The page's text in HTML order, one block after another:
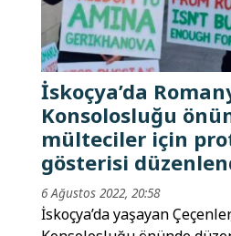
İskoçya’da
Konsolosluğu
mülteciler için
gösterisi
6 Ağustos 2022, 20:58
İskoçya’da yaşayan